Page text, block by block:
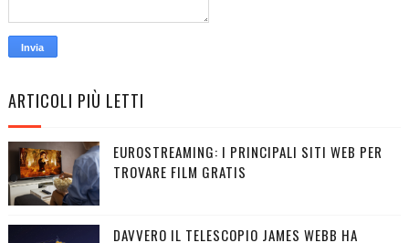
ARTICOLI PIÙ LETTI
EUROSTREAMING: I PRINCIPALI SITI WEB PER
TROVARE FILM GRATIS
DAVVERO IL TELESCOPIO JAMES WEBB HA